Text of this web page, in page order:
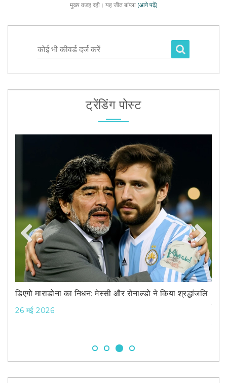
मुख्य वजह रही। यह जीत बांग्ला (आगे पढ़ें)
कोई भी कीवर्ड दर्ज करें
ट्रेंडिंग पोस्ट
डिएगो माराडोना का निधन: मेस्सी और रोनाल्डो ने किया श्रद्धांजलि
26 मई 2026
Previous Next